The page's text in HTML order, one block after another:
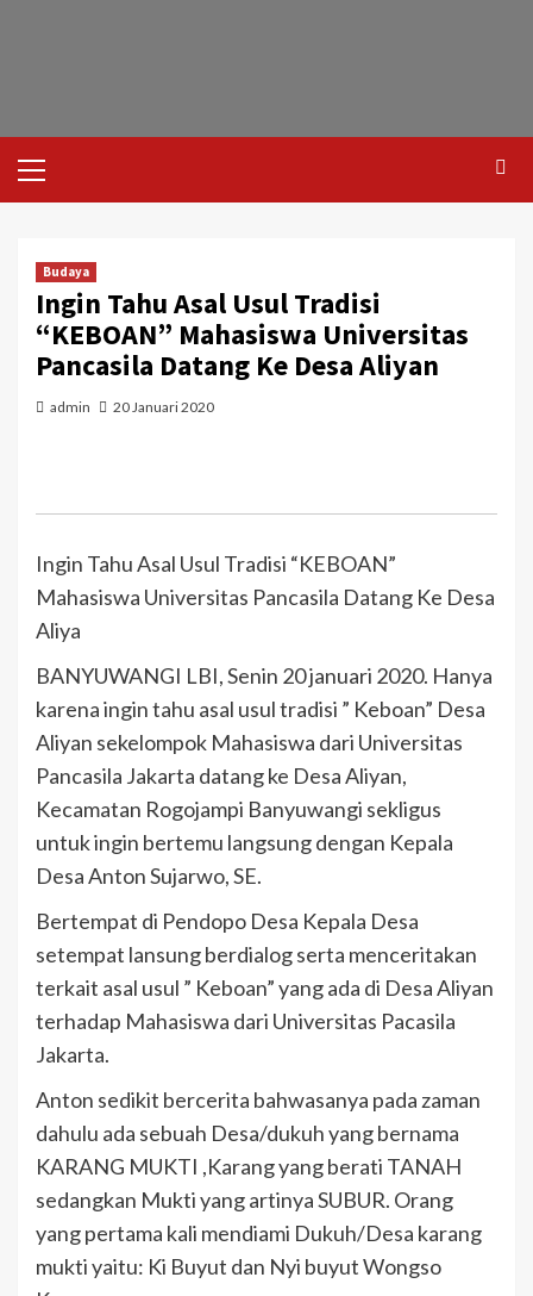
Budaya
Ingin Tahu Asal Usul Tradisi
“KEBOAN” Mahasiswa Universitas
Pancasila Datang Ke Desa Aliyan
admin 20 Januari 2020
Ingin Tahu Asal Usul Tradisi “KEBOAN”
Mahasiswa Universitas Pancasila Datang Ke Desa
Aliya
BANYUWANGI LBI, Senin 20 januari 2020. Hanya
karena ingin tahu asal usul tradisi ” Keboan” Desa
Aliyan sekelompok Mahasiswa dari Universitas
Pancasila Jakarta datang ke Desa Aliyan,
Kecamatan Rogojampi Banyuwangi sekligus
untuk ingin bertemu langsung dengan Kepala
Desa Anton Sujarwo, SE.
Bertempat di Pendopo Desa Kepala Desa
setempat lansung berdialog serta menceritakan
terkait asal usul ” Keboan” yang ada di Desa Aliyan
terhadap Mahasiswa dari Universitas Pacasila
Jakarta.
Anton sedikit bercerita bahwasanya pada zaman
dahulu ada sebuah Desa/dukuh yang bernama
KARANG MUKTI ,Karang yang berati TANAH
sedangkan Mukti yang artinya SUBUR. Orang
yang pertama kali mendiami Dukuh/Desa karang
mukti yaitu: Ki Buyut dan Nyi buyut Wongso